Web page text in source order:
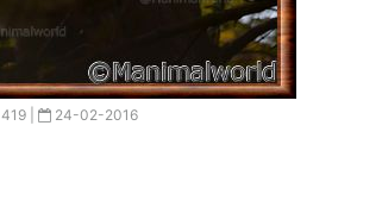
419 | 24-02-2016